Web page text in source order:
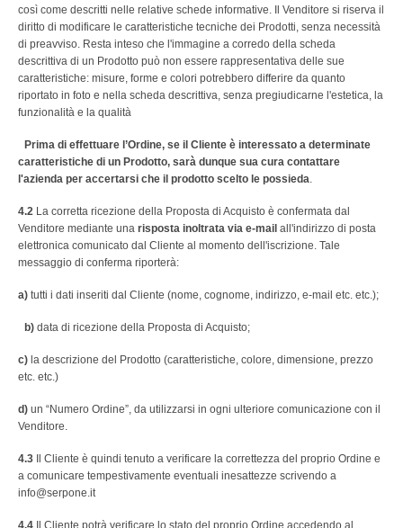
così come descritti nelle relative schede informative. Il Venditore si riserva il
diritto di modificare le caratteristiche tecniche dei Prodotti, senza necessità
di preavviso. Resta inteso che l'immagine a corredo della scheda
descrittiva di un Prodotto può non essere rappresentativa delle sue
caratteristiche: misure, forme e colori potrebbero differire da quanto
riportato in foto e nella scheda descrittiva, senza pregiudicarne l'estetica, la
funzionalità e la qualità
Prima di effettuare l’Ordine, se il Cliente è interessato a determinate
caratteristiche di un Prodotto, sarà dunque sua cura contattare
l'azienda per accertarsi che il prodotto scelto le possieda.
4.2 La corretta ricezione della Proposta di Acquisto è confermata dal
Venditore mediante una risposta inoltrata via e-mail all'indirizzo di posta
elettronica comunicato dal Cliente al momento dell'iscrizione. Tale
messaggio di conferma riporterà:
a) tutti i dati inseriti dal Cliente (nome, cognome, indirizzo, e-mail etc. etc.);
b) data di ricezione della Proposta di Acquisto;
c) la descrizione del Prodotto (caratteristiche, colore, dimensione, prezzo
etc. etc.)
d) un “Numero Ordine”, da utilizzarsi in ogni ulteriore comunicazione con il
Venditore.
4.3 Il Cliente è quindi tenuto a verificare la correttezza del proprio Ordine e
a comunicare tempestivamente eventuali inesattezze scrivendo a
info@serpone.it
4.4 Il Cliente potrà verificare lo stato del proprio Ordine accedendo al